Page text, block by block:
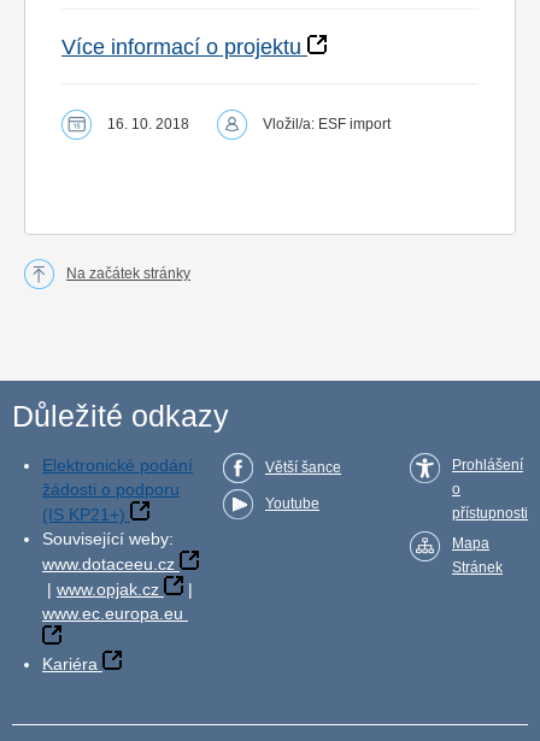
Více informací o projektu
16. 10. 2018 Vložil/a: ESF import
Na začátek stránky
Důležité odkazy
Elektronické podání
žádosti o podporu
(IS KP21+)
Související weby:
www.dotaceeu.cz
| www.opjak.cz
|
www.ec.europa.eu
Kariéra
Větší šance
Youtube
Prohlášení
o
přístupnosti
Mapa
Stránek